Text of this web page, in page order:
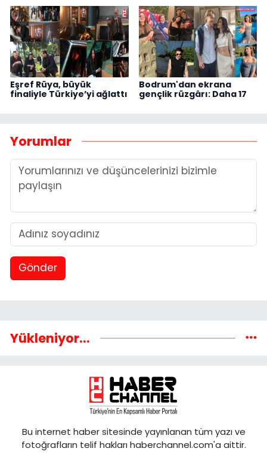
Eşref Rüya, büyük
finaliyle Türkiye’yi ağlattı
Bodrum'dan ekrana
gençlik rüzgârı: Daha 17
Yorumlar
Gönder
Yükleniyor...
Bu internet haber sitesinde yayınlanan tüm yazı ve
fotoğrafların telif hakları haberchannel.com'a aittir.